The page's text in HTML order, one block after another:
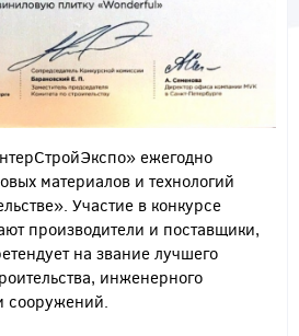
ежегодно
материалов и технологий
Участие в конкурсе
производители и поставщики,
на звание лучшего
инженерного
сооружений.